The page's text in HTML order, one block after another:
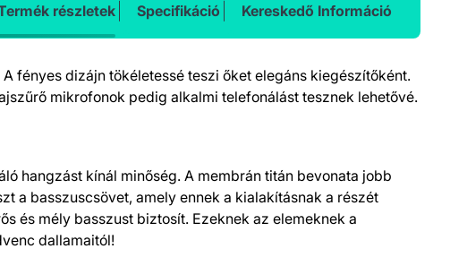
részletek Specifikáció Kereskedő Információ
fényes dizájn tökéletessé teszi őket elegáns kiegészítőként.
mikrofonok pedig alkalmi telefonálást tesznek lehetővé.
hangzást kínál minőség. A membrán titán bevonata jobb
a basszuscsövet, amely ennek a kialakításnak a részét
és mély basszust biztosít. Ezeknek az elemeknek a
dallamaitól!